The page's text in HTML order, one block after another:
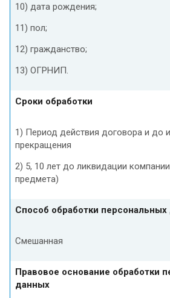
10) дата рождения;
11) пол;
12) гражданство;
13) ОГРНИП.
Сроки обработки
1) Период действия договора и до
прекращения
2) 5, 10 лет до ликвидации
предмета)
Способ обработки
Смешанная
Правовое основание обработки
данных